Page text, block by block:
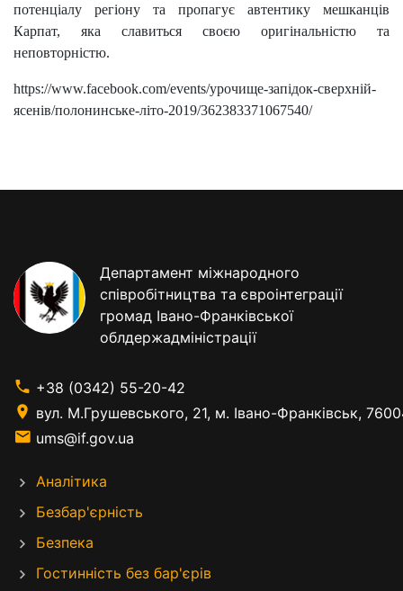
потенціалу регіону та пропагує автентику мешканців
Карпат, яка славиться своєю оригінальністю та
неповторністю.
https://www.facebook.com/events/урочище-запідок-сверхній-
ясенів/полонинське-літо-2019/362383371067540/
Департамент міжнародного
співробітництва та євроінтеграції
громад Івано-Франківської
облдержадміністрації
+38 (0342) 55-20-42
вул. М.Грушевського, 21, м. Івано-Франківськ,
ums@if.gov.ua
Аналітика
Безбар'єрність
Безпека
Гостинність без бар'єрів